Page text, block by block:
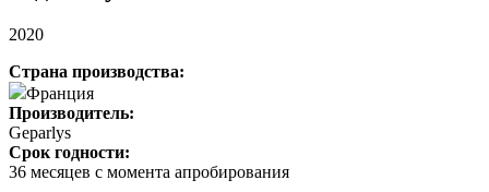
2020
Страна производства:
Франция
Производитель:
Geparlys
Срок годности:
36 месяцев с момента апробирования